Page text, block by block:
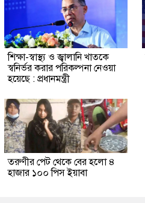
শিক্ষা-স্বাস্থ্য ও জ্বালানি খাতকে
স্বনির্ভর করার পরিকল্পনা নেওয়া
হয়েছে : প্রধানমন্ত্রী
তরুণীর পেট থেকে বের হলো ৪
হাজার ১০০ পিস ইয়াবা